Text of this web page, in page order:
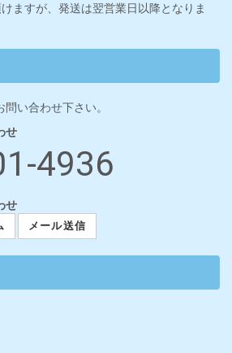
ますが、発送は翌営業日以降となりま
い合わせ下さい。
せ
4936
せ
メール送信